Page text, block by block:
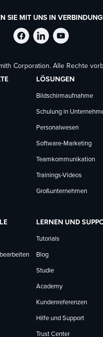
SIE MIT UNS IN
TechSmith
auf
Facebook
folgen
auf
LinkedIn
folgen
auf
folgen
Corporation. Alle Rechte
LÖSUNGEN
Bildschirmaufnahme
Schulung in
Personalwesen
Software-Marketing
Teamkommunikation
Trainings-Videos
Großunternehmen
LERNEN UND
Tutorials
Blog
Studie
Academy
Kundenreferenzen
Hilfe und Support
Trust Center